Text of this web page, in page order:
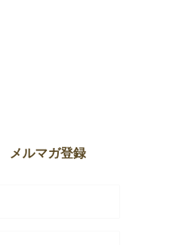
メルマガ登録